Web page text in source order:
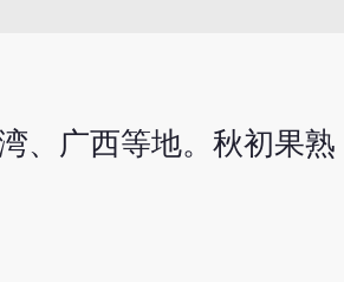
、广西等地。秋初果熟